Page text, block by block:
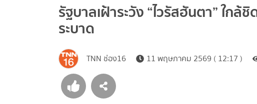
รัฐบาลเฝ้าระวัง “ไวรัสฮันตา” ใก
ระบาด
TNN ช่อง16 11 พฤษภาคม 2569 ( 12:17 )